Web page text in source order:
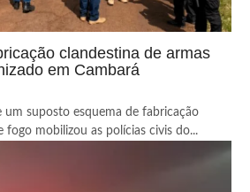
clandestina de armas
em Cambará
um suposto esquema de fabricação
fogo mobilizou as polícias civis do...